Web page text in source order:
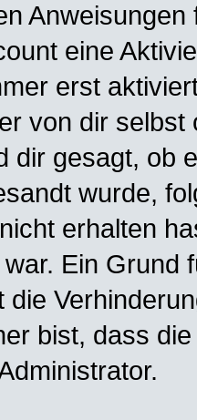
eine
erst
von dir selbst
dir gesagt, ob
wurde,
erhalten
Ein Grund
die
bist, dass